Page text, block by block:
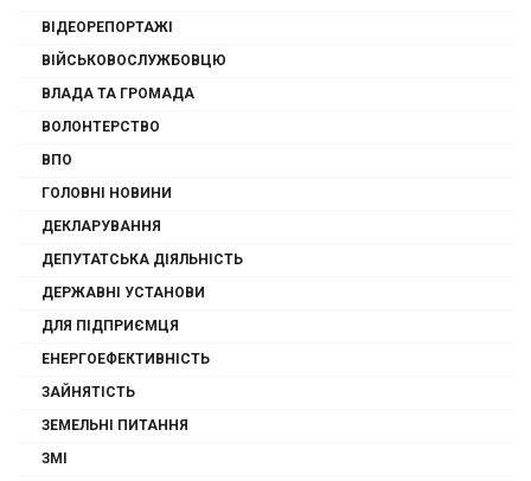
ВІДЕОРЕПОРТАЖІ
ВІЙСЬКОВОСЛУЖБОВЦЮ
ВЛАДА ТА ГРОМАДА
ВОЛОНТЕРСТВО
ВПО
ГОЛОВНІ НОВИНИ
ДЕКЛАРУВАННЯ
ДЕПУТАТСЬКА ДІЯЛЬНІСТЬ
ДЕРЖАВНІ УСТАНОВИ
ДЛЯ ПІДПРИЄМЦЯ
ЕНЕРГОЕФЕКТИВНІСТЬ
ЗАЙНЯТІСТЬ
ЗЕМЕЛЬНІ ПИТАННЯ
ЗМІ